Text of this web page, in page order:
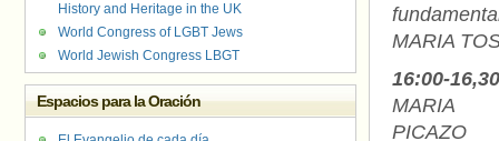
MARIA
16:00-16,30
PICAZO
History and Heritage in the UK
World Congress of LGBT Jews
World Jewish Congress LBGT
Espacios para la Oración